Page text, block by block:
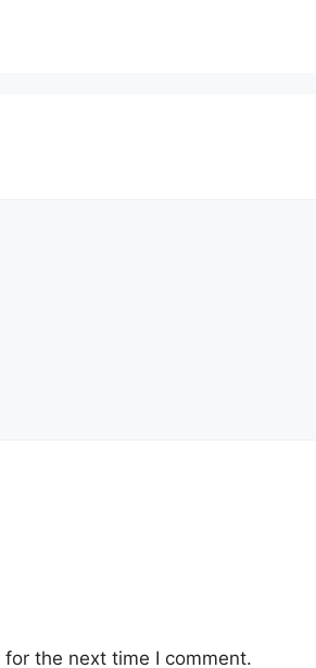
the next time I comment.